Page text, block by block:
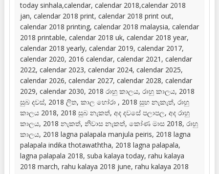
today sinhala,calendar, calendar 2018,calendar 2018
jan, calendar 2018 print, calendar 2018 print out,
calendar 2018 printing, calendar 2018 malaysia, calendar
2018 printable, calendar 2018 uk, calendar 2018 year,
calendar 2018 yearly, calendar 2019, calendar 2017,
calendar 2020, 2016 calendar, calendar 2021, calendar
2022, calendar 2023, calendar 2024, calendar 2025,
calendar 2026, calendar 2027, calendar 2028, calendar
2029, calendar 2030, 2018 රාහු කාලය, රාහු කාලය, 2018
සුබ දවස්, 2018 ලිත, කාල හෝරා , 2018 සුභ නැකැත්, රාහු
කාලය 2018, 2018 සුබ නැකත්, අද දවසේ පලාපල, අද රාහු
කාලය, 2018 නැකත්, නිවාස නැකත්, කෝණ මාස 2018, රාහු
කාලය, 2018 lagna palapala manjula peiris, 2018 lagna
palapala indika thotawaththa, 2018 lagna palapala,
lagna palapala 2018, suba kalaya today, rahu kalaya
2018 march, rahu kalaya 2018 june, rahu kalaya 2018